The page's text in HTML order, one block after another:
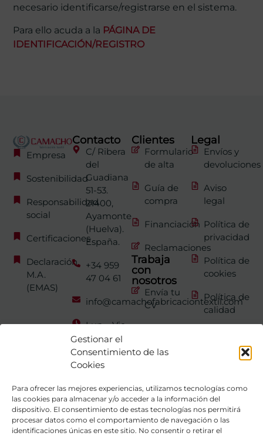
Gestionar el
Consentimiento de las
Cookies
Para ofrecer las mejores experiencias, utilizamos tecnologías como
las cookies para almacenar y/o acceder a la información del
dispositivo. El consentimiento de estas tecnologías nos permitirá
procesar datos como el comportamiento de navegación o las
identificaciones únicas en este sitio. No consentir o retirar el
necesario identificarse/registrarse en el sistema.
Para ello acuda a la PÁGINA DE
IDENTIFICACIÓN/REGISTRO
Empresa
Sostenibilidad
Responsabilidad
social
Certificaciones
Declaración
M.A.
(EMAS)
Contacto
C/ Ribera
del
Guadiana
51-53.
21400,
Ayamonte
(Huelva).
España.
+34 959
47 04 61
info@camachofabricaciontextil.com
Lun – Vie
de 7:00 a
15:00
Clientes
Formulario
de alta
Guía de
compra
Financiación
Reclamaciones
Trabaja
con
nosotros
Envía tu
CV
Legal
Envíos y
devoluciones
Aviso
legal
Política de
privacidad
Política de
cookies
Política de
calidad
denuncias